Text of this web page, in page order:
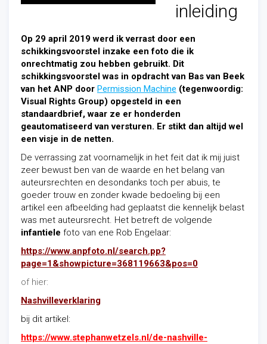
inleiding
Op 29 april 2019 werd ik verrast door een
schikkingsvoorstel inzake een foto die ik
onrechtmatig zou hebben gebruikt. Dit
schikkingsvoorstel was in opdracht van Bas van Beek
van het ANP door Permission Machine (tegenwoordig:
Visual Rights Group) opgesteld in een
standaardbrief, waar ze er honderden
geautomatiseerd van versturen. Er stikt dan altijd wel
een visje in de netten.
De verrassing zat voornamelijk in het feit dat ik mij juist
zeer bewust ben van de waarde en het belang van
auteursrechten en desondanks toch per abuis, te
goeder trouw en zonder kwade bedoeling bij een
artikel een afbeelding had geplaatst die kennelijk belast
was met auteursrecht. Het betreft de volgende
infantiele foto van ene Rob Engelaar:
https://www.anpfoto.nl/search.pp?
page=1&showpicture=368119663&pos=0
of hier:
Nashvilleverklaring
bij dit artikel:
https://www.stephanwetzels.nl/de-nashville-